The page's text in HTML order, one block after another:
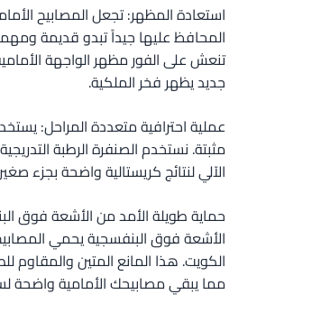
استعادة المظهر: تجعل المصابيح
المحافظ عليها جيداً تبدو قديمة
تنعش على الفور مظهر الواجهة
جديد يظهر فخر الملكية.
عملية احترافية متعددة المراحل:
مثبتة. نستخدم الصنفرة الرطبة
الآلي لنتائج كريستالية واضحة بجزء
حماية طويلة الأمد من الأشعة فوق
الأشعة فوق البنفسجية يحمي
الكويت. هذا المانع المتين والمقاوم
مما يبقي مصابيحك الأمامية واضحة